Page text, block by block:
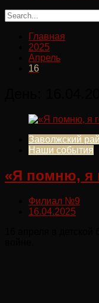
Главная
2025
Апрель
16
Заволжский
Наши события
«Я помню, я
Филиал №9
16.04.2025